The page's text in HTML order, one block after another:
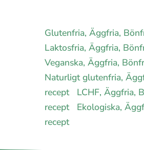
Glutenfria, Äggfria,
Laktosfria, Äggfria,
Veganska, Äggfria,
Naturligt glutenfria,
recept
LCHF, Äggfria,
recept
Ekologiska,
recept